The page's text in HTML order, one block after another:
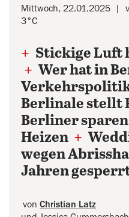
Mittwoch, 22.01.2025
3°C
+ Stickige Luft
+ Wer hat in
Verkehrspolitik
Berlinale stellt
Berliner
Heizen +
wegen
Jahren
von Christian Latz